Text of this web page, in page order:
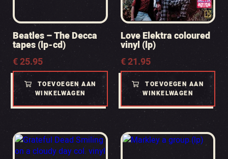
Beatles – The Decca
tapes (lp-cd)
€25.95
TOEVOEGEN AAN
WINKELWAGEN
Love Elektra coloured
vinyl (lp)
€21.95
TOEVOEGEN AAN
WINKELWAGEN